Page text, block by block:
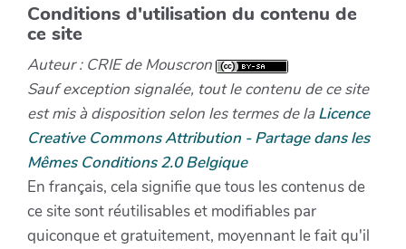
Conditions d'utilisation du contenu de
ce site
Auteur : CRIE de Mouscron
Sauf exception signalée, tout le contenu de ce site
est mis à disposition selon les termes de laLicence
Creative Commons Attribution - Partage dans les
Mêmes Conditions 2.0 Belgique
En français, cela signifie que tous les contenus de
ce site sont réutilisables et modifiables par
quiconque et gratuitement, moyennant le fait qu'il